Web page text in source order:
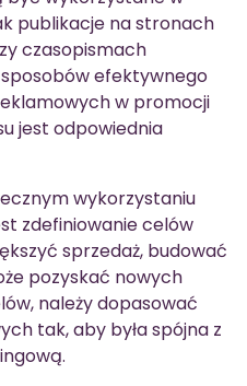
publikacje na stronach
czasopismach
efektywnego
w promocji
jest odpowiednia
wykorzystaniu
zdefiniowanie celów
sprzedaż, budować
pozyskać nowych
należy dopasować
tak, aby była spójna z